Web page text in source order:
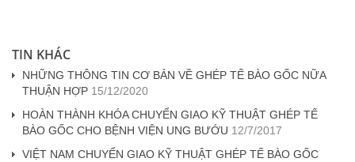
TIN KHÁC
NHỮNG THÔNG TIN CƠ BẢN VỀ GHÉP TẾ BÀO GỐC NỮA
THUẬN HỢP 15/12/2020
HOÀN THÀNH KHÓA CHUYỂN GIAO KỸ THUẬT GHÉP TẾ
BÀO GỐC CHO BỆNH VIỆN UNG BƯỚU 12/7/2017
VIỆT NAM CHUYỂN GIAO KỸ THUẬT GHÉP TẾ BÀO GỐC